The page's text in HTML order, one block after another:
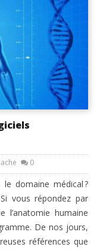
0
domaine médical ?
vous répondez par
l’anatomie humaine
De nos jours,
références que